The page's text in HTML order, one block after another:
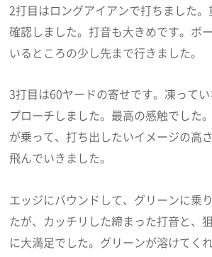
2打目はロングアイアンで打ちました
確認しました。打音も大きめです。ボ
いるところの少し先まで行きました。
3打目は60ヤードの寄せです。凍って
プローチしました。最高の感触でした
が乗って、打ち出したいイメージの高
飛んでいきました。
エッジにバウンドして、グリーンに乗
たが、カッチリした締まった打音と、
に大満足でした。グリーンが溶けてく